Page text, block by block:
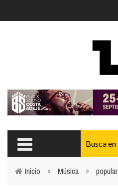
Inicio » Música » popular